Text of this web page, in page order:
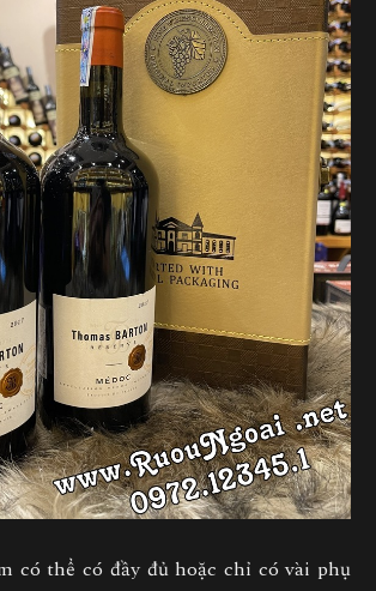
có thể có đầy đủ hoặc chỉ có vài phụ